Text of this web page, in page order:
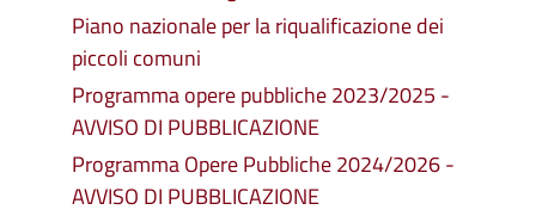
Piano nazionale per la riqualificazione dei
piccoli comuni
Programma opere pubbliche 2023/2025 -
AVVISO DI PUBBLICAZIONE
Programma Opere Pubbliche 2024/2026 -
AVVISO DI PUBBLICAZIONE